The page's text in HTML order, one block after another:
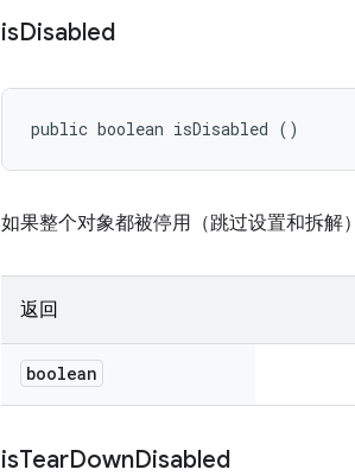
isDisabled
public boolean isDisabled ()
如果整个对象都被停用（跳过设置和拆解
返回
boolean
isTearDownDisabled